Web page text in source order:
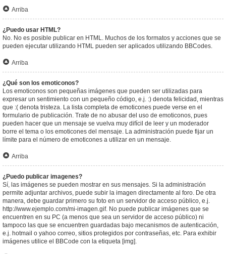
Arriba
¿Puedo usar HTML?
No. No es posible publicar en HTML. Muchos de los formatos y acciones que se
pueden ejecutar utilizando HTML pueden ser aplicados utilizando BBCodes.
Arriba
¿Qué son los emoticonos?
Los emoticonos son pequeñas imágenes que pueden ser utilizadas para
expresar un sentimiento con un pequeño código, e.j. :) denota felicidad, mientras
que :( denota tristeza. La lista completa de emoticones puede verse en el
formulario de publicación. Trate de no abusar del uso de emoticonos, pues
pueden hacer que un mensaje se vuelva muy difícil de leer y un moderador
borre el tema o los emoticones del mensaje. La administración puede fijar un
límite para el número de emoticones a utilizar en un mensaje.
Arriba
¿Puedo publicar imagenes?
Sí, las imágenes se pueden mostrar en sus mensajes. Si la administración
permite adjuntar archivos, puede subir la imagen directamente al foro. De otra
manera, debe guardar primero su foto en un servidor de acceso público, e.j.
http://www.ejemplo.com/mi-imagen.gif. No puede publicar imágenes que se
encuentren en su PC (a menos que sea un servidor de acceso público) ni
tampoco las que se encuentren guardadas bajo mecanismos de autenticación,
e.j. hotmail o yahoo correo, sitios protegidos por contraseñas, etc. Para exhibir
imágenes utilice el BBCode con la etiqueta [img].